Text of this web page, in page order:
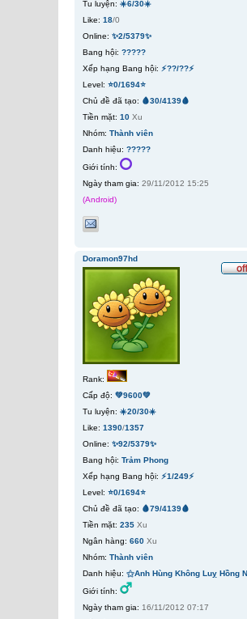
Tu luyện: ☀️6/30☀️
Like: 18/0
Online: ✨2/5379✨
Bang hội: ?????
Xếp hạng Bang hội: ⚡??/??⚡
Level: ⭐0/1694⭐
Chủ đề đã tạo: 🩸30/4139🩸
Tiền mặt: 10 Xu
Nhóm: Thành viên
Danh hiệu: ?????
Giới tính:
Ngày tham gia: 29/11/2012 15:25
(Android)
Doramon97hd
Rank:
Cấp độ: 💚9600💚
Tu luyện: ☀️20/30☀️
Like: 1390/1357
Online: ✨92/5379✨
Bang hội: Trảm Phong
Xếp hạng Bang hội: ⚡1/249⚡
Level: ⭐0/1694⭐
Chủ đề đã tạo: 🩸79/4139🩸
Tiền mặt: 235 Xu
Ngân hàng: 660 Xu
Nhóm: Thành viên
Danh hiệu: ⚝Anh Hùng Không Luỵ Hồng
Giới tính:
Ngày tham gia: 16/11/2012 07:17